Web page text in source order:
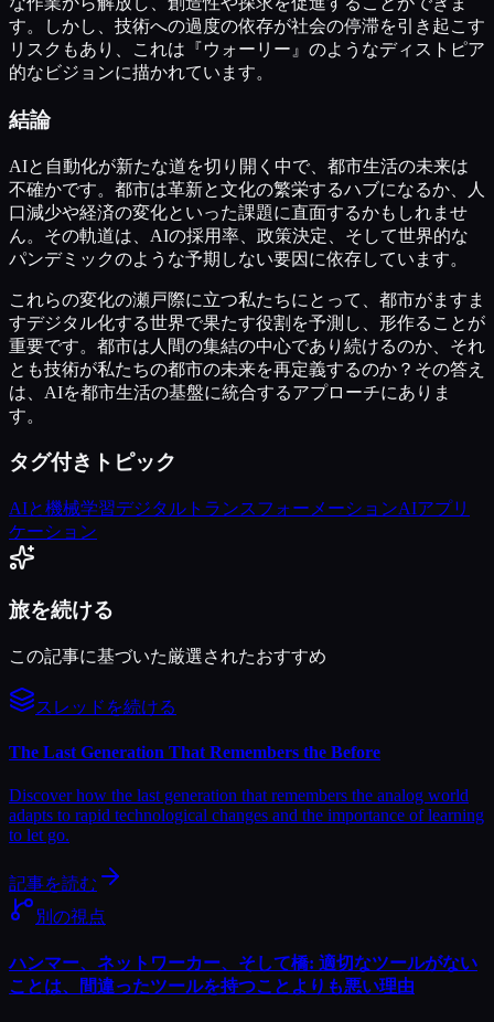
す。しかし、技術への過度の依存が社会の停滞を引き起こす
リスクもあり、これは『ウォーリー』のようなディストピア
的なビジョンに描かれています。
結論
AIと自動化が新たな道を切り開く中で、都市生活の未来は
不確かです。都市は革新と文化の繁栄するハブになるか、人
口減少や経済の変化といった課題に直面するかもしれませ
ん。その軌道は、AIの採用率、政策決定、そして世界的な
パンデミックのような予期しない要因に依存しています。
これらの変化の瀬戸際に立つ私たちにとって、都市がますま
すデジタル化する世界で果たす役割を予測し、形作ることが
重要です。都市は人間の集結の中心であり続けるのか、それ
とも技術が私たちの都市の未来を再定義するのか？その答え
は、AIを都市生活の基盤に統合するアプローチにありま
す。
タグ付きトピック
AIと機械学習デジタルトランスフォーメーションAIアプリ
ケーション
旅を続ける
この記事に基づいた厳選されたおすすめ
スレッドを続ける
The Last Generation That Remembers the Before
Discover how the last generation that remembers the analog world
adapts to rapid technological changes and the importance of learning
to let go.
記事を読む
別の視点
ハンマー、ネットワーカー、そして橋: 適切なツールがない
ことは、間違ったツールを持つことよりも悪い理由